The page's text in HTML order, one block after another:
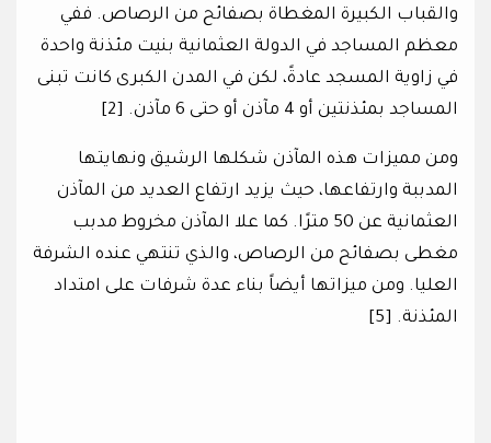
والقباب الكبيرة المغطاة بصفائح من الرصاص. ففي
معظم المساجد في الدولة العثمانية بنيت مئذنة واحدة
في زاوية المسجد عادةً، لكن في المدن الكبرى كانت تبنى
المساجد بمئذنتين أو 4 مآذن أو حتى 6 مآذن. [2]
ومن مميزات هذه المآذن شكلها الرشيق ونهايتها
المدببة وارتفاعها، حيث يزيد ارتفاع العديد من المآذن
العثمانية عن 50 مترًا. كما علا المآذن مخروط مدبب
مغطى بصفائح من الرصاص، والذي تنتهي عنده الشرفة
العليا. ومن ميزاتها أيضاً بناء عدة شرفات على امتداد
المئذنة. [5]